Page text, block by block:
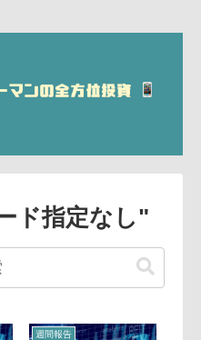
ド指定なし"
週間報告